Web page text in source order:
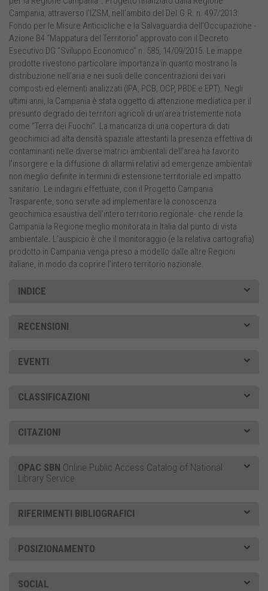
Campania, attraverso l’IZSM, nell’ambito del Del.G.R. n. 497/2013:
Fondo per le Misure Anticicliche e la Salvaguardia dell’Occupazione -
Azione B4 “Mappatura del Territorio” approvato con il Decreto
Esecutivo DG “Sviluppo Economico” n. 585, 14/09/2015. Le mappe
prodotte rivestono particolare importanza in quanto mostrano la
distribuzione nell’aria e nei suoli delle concentrazioni dei vari
composti ed elementi analizzati (IPA, PCB, OCP, PBDE e EPT). Negli
ultimi anni, la Campania è stata oggetto di attenzione mediatica per il
presunto degrado dei territori agricoli di un’area tristemente nota
come “Terra dei Fuochi”. La mancanza di una copertura di dati
geochimici ad alta densità spaziale attestanti la presenza effettiva di
contaminanti nelle diverse matrici ambientali dell’area ha favorito
l’insorgere e la diffusione di allarmi relativi ad emergenze ambientali
non meglio definite in termini di estensione territoriale ed impatto
sanitario. Le indagini effettuate, con il Progetto Campania
Trasparente, sono servite ad implementare la conoscenza
geochimica esaustiva dell’intero territorio regionale- che rende la
Campania la Regione meglio monitorata in Italia dal punto di vista
ambientale. L’auspicio è che il monitoraggio (e la relativa cartografia)
prodotto in Campania venga preso a modello dalle altre Regioni
italiane, in modo da coprire l’intero territorio nazionale.
INDICE
RECENSIONI
EVENTI
CLASSIFICAZIONI
CITAZIONI
OPAC SBN Online Public Access Catalog of National
Library Service
RIFERIMENTI BIBLIOGRAFICI
POSIZIONAMENTO
SOCIAL